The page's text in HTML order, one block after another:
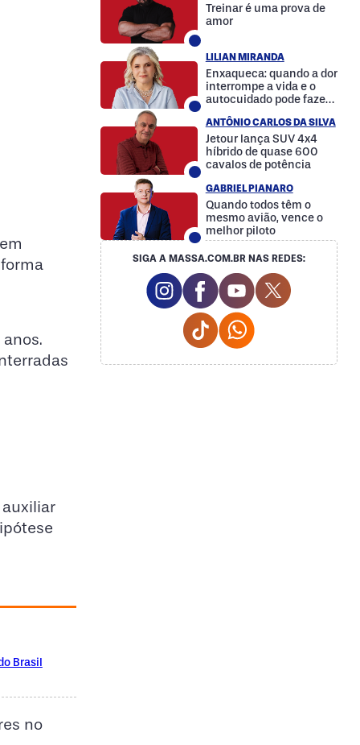
Brasil
no
Treinar é uma prova de
amor
LILIAN MIRANDA
Enxaqueca: quando a dor
interrompe a vida e o
autocuidado pode fazer
ANTÔNIO CARLOS DA SILVA
Jetour lança SUV 4x4
híbrido de quase 600
cavalos de potência
GABRIEL PIANARO
Quando todos têm o
mesmo avião, vence o
melhor piloto
SIGA A MASSA.COM.BR NAS REDES:
Instagram Social Media
Facebook Social Media
Youtube Social
Twitter
Tiktok Social Media
Whatsapp